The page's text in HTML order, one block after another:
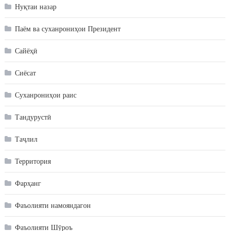
Нуқтаи назар
Паём ва суханрониҳои Президент
Сайёҳӣ
Сиёсат
Суханрониҳои раис
Тандурустӣ
Таҷлил
Территория
Фарҳанг
Фаъолияти намояндагон
Фаъолияти Шӯроъ